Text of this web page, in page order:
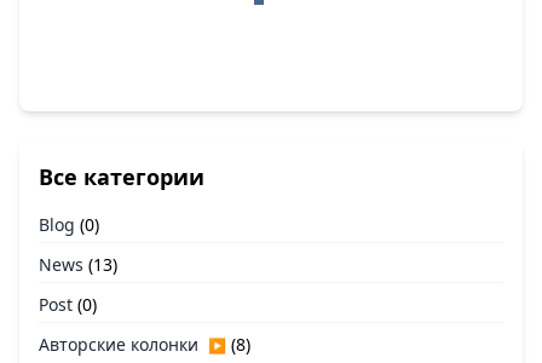
Все категории
Blog (0)
News (13)
Post (0)
Авторские колонки ▶ (8)